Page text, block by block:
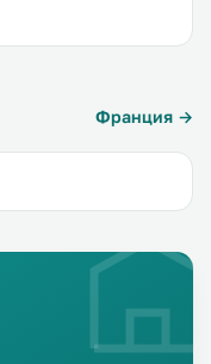
Франция →